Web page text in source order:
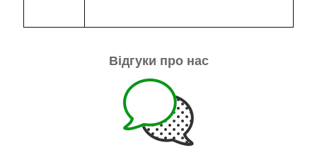
Відгуки про нас